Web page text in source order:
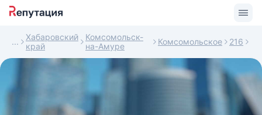
Хабаровский
край
Комсомольск-
на-Амуре
Комсомольское 216